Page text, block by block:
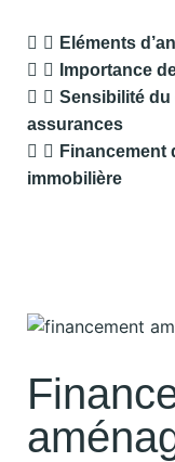
Eléments
Importance
Sensibilité
assurances
Financement
immobilière